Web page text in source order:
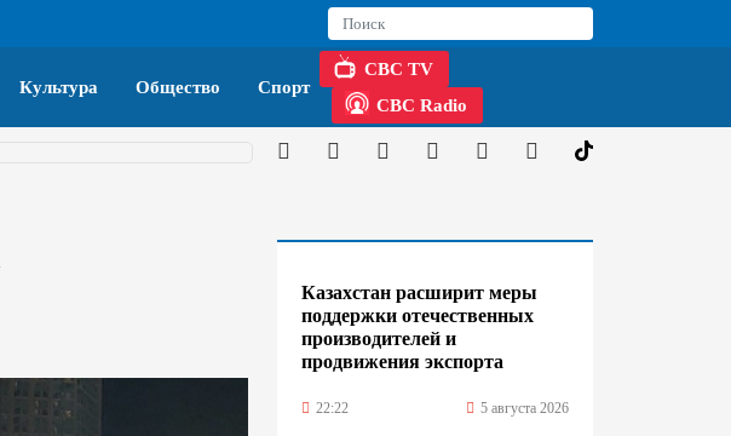
Культура Общество Спорт
CBC TV
CBC Radio
Казахстан расширит меры
поддержки отечественных
производителей и
продвижения экспорта
22:22 5 августа 2026